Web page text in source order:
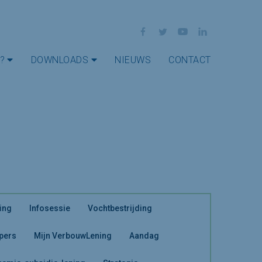
Facebook
Twitter YouTube
DOWNLOADS NIEUWS CONTACT
Infosessie Vochtbestrijding
Mijn VerbouwLening Aandag